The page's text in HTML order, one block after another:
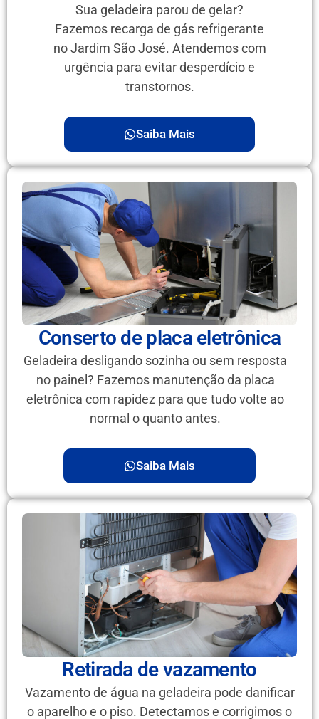
Sua geladeira parou de gelar?
Fazemos recarga de gás refrigerante
no Jardim São José. Atendemos com
urgência para evitar desperdício e
transtornos.
Saiba Mais
Conserto de placa eletrônica
Geladeira desligando sozinha ou sem resposta
no painel? Fazemos manutenção da placa
eletrônica com rapidez para que tudo volte ao
normal o quanto antes.
Saiba Mais
Retirada de vazamento
Vazamento de água na geladeira pode danificar
o aparelho e o piso. Detectamos e corrigimos o